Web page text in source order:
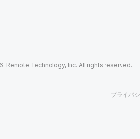
Remote Technology, Inc. All rights reserved.
プライバ